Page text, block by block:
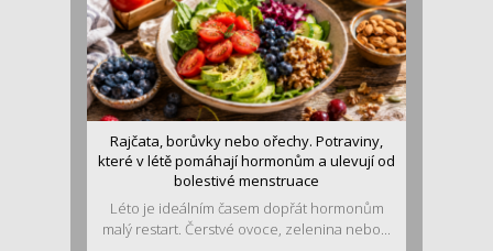
Rajčata, borůvky nebo ořechy. Potraviny,
které v létě pomáhají hormonům a ulevují od
bolestivé menstruace
Léto je ideálním časem dopřát hormonům
malý restart. Čerstvé ovoce, zelenina nebo...